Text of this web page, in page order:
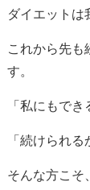
ダイエットは
これから先も
す。
「私にもでき
「続けられる
そんな方こそ